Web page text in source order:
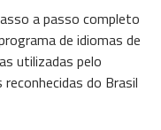
a passo completo
de idiomas de
utilizadas pelo
do Brasil